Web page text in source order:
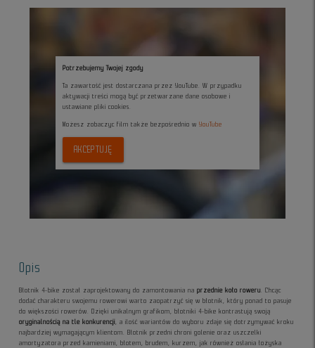
Potrzebujemy Twojej zgody
Ta zawartość jest dostarczana przez YouTube. W przypadku
aktywacji treści mogą być przetwarzane dane osobowe i
ustawiane pliki cookies.
Możesz zobaczyc film także bezpośrednio w YouTube
AKCEPTUJĘ
Opis
Błotnik 4-bike został zaprojektowany do zamontowania naprzednie koło roweru
. Chcąc
dodać charakteru swojemu rowerowi warto zaopatrzyć się w błotnik, który ponad to pasuje
do większości rowerów. Dzięki unikalnym grafikom, błotniki 4-bike kontrastują swoją
oryginalnością na tle konkurencji
, a ilość wariantów do wyboru zdaje się dotrzymywać kroku
najbardziej wymagającym klientom. Błotnik przedni chroni golenie oraz uszczelki
amortyzatora przed kamieniami, błotem, brudem, kurzem, jak również osłania łożyska